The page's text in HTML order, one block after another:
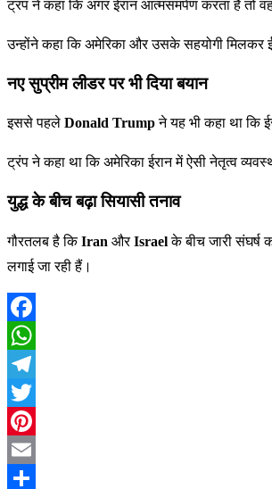
ट्रंप ने कहा कि अगर ईरान आत्मसमर्पण करता है तो
उन्होंने कहा कि अमेरिका और उसके सहयोगी
नए सुप्रीम लीडर पर भी दिया बयान
इससे पहले Donald Trumpने यह भी कहा था कि
ट्रंप ने कहा था कि अमेरिका ईरान में ऐसी नेतृत्व
युद्ध के बीच बढ़ा सियासी तनाव
गौरतलब है किIran औरIsraelके बीच जारी संघर्ष
लगाई जा रही हैं।
Facebook
WhatsApp
Telegram
Twitter
Pinterest
Email